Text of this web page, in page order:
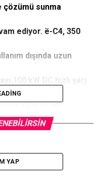
sunma
ediyor. ë-C4, 350
dışında uzun
daha iyi şarj
elektrikli mobilite
ve herkes için
YAP